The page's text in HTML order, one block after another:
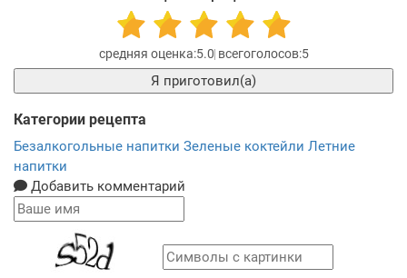
5.0 5
Я приготовил(а)
Категории рецепта
Безалкогольные напитки Зеленые коктейли Летние
напитки
Добавить комментарий